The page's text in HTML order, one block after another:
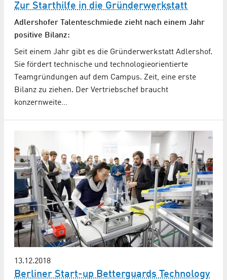
Zur Starthilfe in die Gründerwerkstatt
Adlershofer Talenteschmiede zieht nach einem Jahr
positive Bilanz:
Seit einem Jahr gibt es die Gründerwerkstatt Adlershof.
Sie fördert technische und technologieorientierte
Teamgründungen auf dem Campus. Zeit, eine erste
Bilanz zu ziehen. Der Vertriebschef braucht
konzernweite…
13.12.2018
Berliner Start-up Betterguards Technology